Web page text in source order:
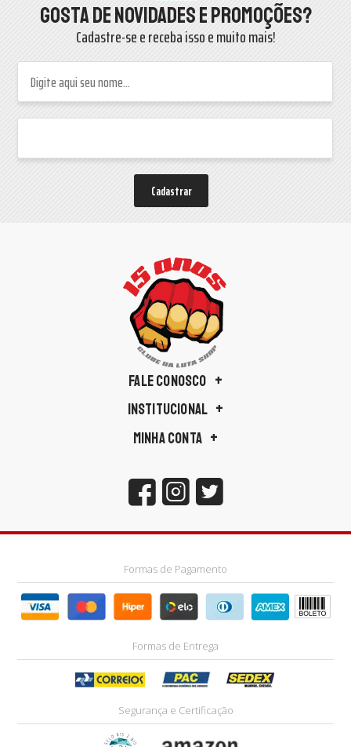
Gosta de novidades e promoções?
Cadastre-se e receba isso e muito mais!
Cadastrar
FALE CONOSCO
INSTITUCIONAL
MINHA CONTA
Formas de Pagamento
Formas de Entrega
Segurança e Certificação